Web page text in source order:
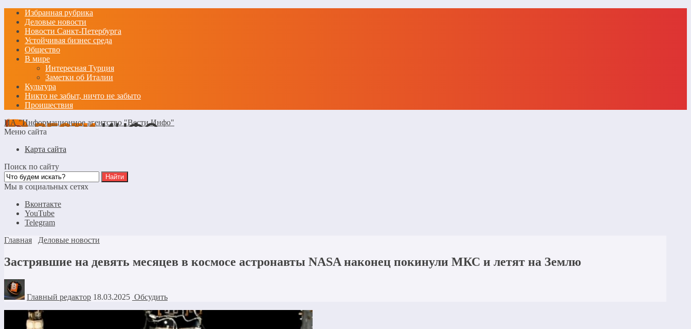
Избранная рубрика
Деловые новости
Новости Санкт-Петербурга
Устойчивая бизнес среда
Общество
В мире
Интересная Турция
Заметки об Италии
Культура
Никто не забыт, ничто не забыто
Проишествия
ИА "Информационное агентство "Вести Инфо"
Меню сайта
Карта сайта
Поиск по сайту
Мы в социальных сетях
Вконтакте
YouTube
Telegram
Главная
Деловые новости
Застрявшие на девять месяцев в космосе астронавты NASA наконец покинули МКС и летят на Землю
Главный редактор 18.03.2025 Обсудить